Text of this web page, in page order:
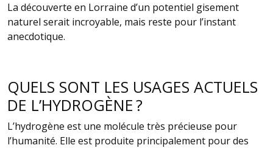
La découverte en Lorraine d’un potentiel gisement
naturel serait incroyable, mais reste pour l’instant
anecdotique.
QUELS SONT LES USAGES ACTUELS
DE L’HYDROGÈNE ?
L’hydrogène est une molécule très précieuse pour
l’humanité. Elle est produite principalement pour des